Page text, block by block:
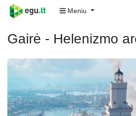
Meniu
Gairė - Helenizmo